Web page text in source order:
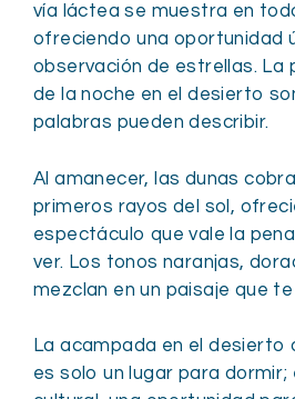
vía láctea se muestra en
ofreciendo una oportunidad
observación de estrellas. La
de la noche en el desierto
palabras pueden describir.
Al amanecer, las dunas
primeros rayos del sol,
espectáculo que vale la
ver. Los tonos naranjas,
mezclan en un paisaje que
La acampada en el desierto
es solo un lugar para dormir;